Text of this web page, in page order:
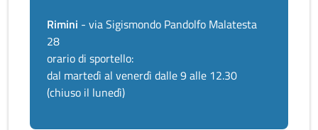
Rimini - via Sigismondo Pandolfo Malatesta
28
orario di sportello:
dal martedì al venerdì dalle 9 alle 12.30
(chiuso il lunedì)